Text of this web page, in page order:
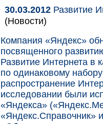
30.03.2012 Развитие
(Новости)
Компания «Яндекс»
посвященного
Развитие Интернета
по одинаковому
распространение
исследовании были
«Яндекса»
«Яндекс.Справочник»